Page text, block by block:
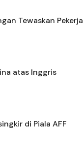
Tewaskan Pekerja
atas Inggris
di Piala AFF